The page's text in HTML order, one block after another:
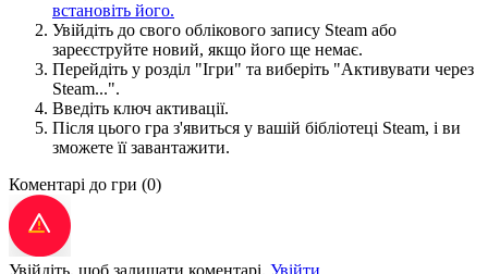
встановіть його.
Увійдіть до свого облікового запису Steam або
зареєструйте новий, якщо його ще немає.
Перейдіть у розділ "Ігри" та виберіть "Активувати через
Steam...".
Введіть ключ активації.
Після цього гра з'явиться у вашій бібліотеці Steam, і ви
зможете її завантажити.
Коментарі до гри (0)
Увійдіть, щоб залишати коментарі. Увійти